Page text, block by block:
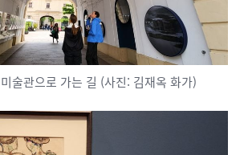
술관으로 가는 길 (사진: 김재옥 화가)